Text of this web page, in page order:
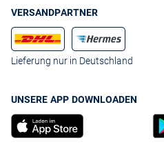
VERSANDPARTNER
Lieferung nur in Deutschland
UNSERE APP DOWNLOADEN